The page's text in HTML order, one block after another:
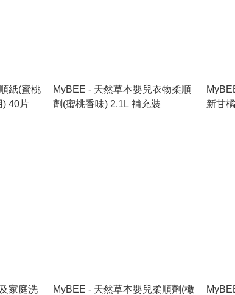
紙(蜜桃
香味)(嬰兒及敏感肌適用) 40片
MyBEE - 天然草本嬰兒衣物柔順
劑(蜜桃香味) 2.1L 補充裝
新甘
家庭洗 MyBEE - 天然草本嬰兒柔順劑(橄